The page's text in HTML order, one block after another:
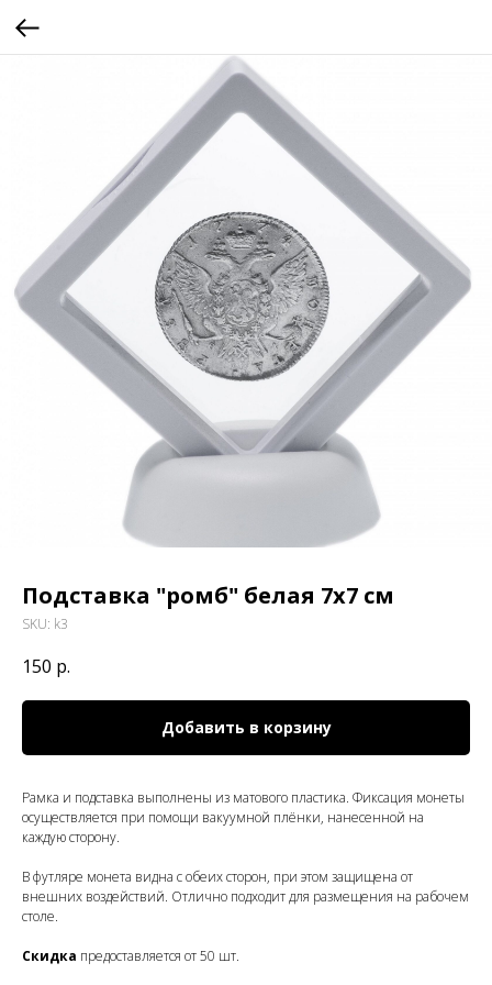
Подставка "ромб" белая 7x7 см
SKU: k3
150 р.
Добавить в корзину
Рамка и подставка выполнены из матового пластика. Фиксация монеты
осуществляется при помощи вакуумной плёнки, нанесенной на
каждую сторону.
В футляре монета видна с обеих сторон, при этом защищена от
внешних воздействий. Отлично подходит для размещения на рабочем
столе.
Скидка предоставляется от 50 шт.